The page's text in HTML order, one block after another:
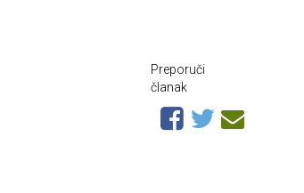
Preporuči
članak